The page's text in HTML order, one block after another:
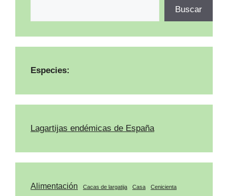
Buscar
Especies:
Lagartijas endémicas de España
Alimentación Cacas de largatija Casa Cenicienta